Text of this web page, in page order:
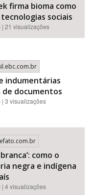
firma bioma como
sociais
21 visualizações
indumentárias
documentos
3 visualizações
como o
negra e indígena
4 visualizações